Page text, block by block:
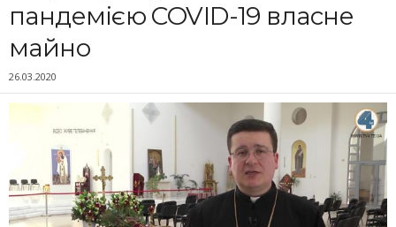
пандемією COVID-19 власне
майно
26.03.2020